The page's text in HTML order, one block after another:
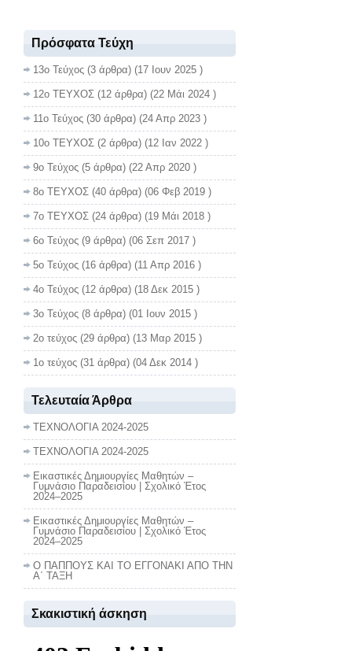
Πρόσφατα Τεύχη
13ο Τεύχος (3 άρθρα) (17 Ιουν 2025 )
12ο ΤΕΥΧΟΣ (12 άρθρα) (22 Μάι 2024 )
11ο Τεύχος (30 άρθρα) (24 Απρ 2023 )
10ο ΤΕΥΧΟΣ (2 άρθρα) (12 Ιαν 2022 )
9ο Τεύχος (5 άρθρα) (22 Απρ 2020 )
8ο ΤΕΥΧΟΣ (40 άρθρα) (06 Φεβ 2019 )
7ο ΤΕΥΧΟΣ (24 άρθρα) (19 Μάι 2018 )
6ο Τεύχος (9 άρθρα) (06 Σεπ 2017 )
5ο Τεύχος (16 άρθρα) (11 Απρ 2016 )
4ο Τεύχος (12 άρθρα) (18 Δεκ 2015 )
3ο Τεύχος (8 άρθρα) (01 Ιουν 2015 )
2ο τεύχος (29 άρθρα) (13 Μαρ 2015 )
1ο τεύχος (31 άρθρα) (04 Δεκ 2014 )
Τελευταία Άρθρα
ΤΕΧΝΟΛΟΓΙΑ 2024-2025
ΤΕΧΝΟΛΟΓΙΑ 2024-2025
Εικαστικές Δημιουργίες Μαθητών –
Γυμνάσιο Παραδεισίου | Σχολικό Έτος
2024–2025
Εικαστικές Δημιουργίες Μαθητών –
Γυμνάσιο Παραδεισίου | Σχολικό Έτος
2024–2025
Ο ΠΑΠΠΟΥΣ ΚΑΙ ΤΟ ΕΓΓΟΝΑΚΙ ΑΠΟ ΤΗΝ
Α΄ ΤΑΞΗ
Σκακιστική άσκηση